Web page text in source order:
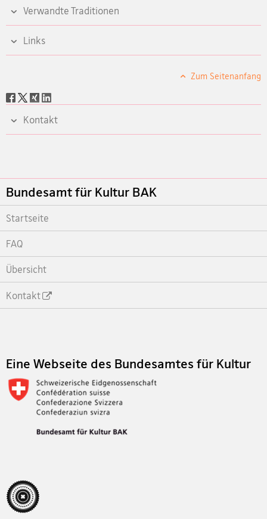
Verwandte Traditionen
Links
Zum Seitenanfang
Social
Kontakt
Footer
Bundesamt für Kultur BAK
Startseite
FAQ
Übersicht
Kontakt
Eine Webseite des Bundesamtes für Kultur